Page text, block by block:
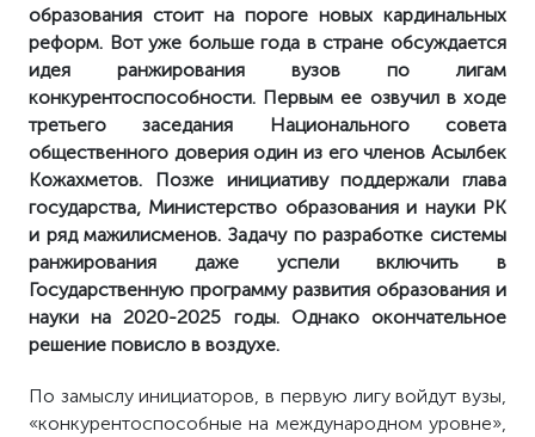
образования стоит на пороге новых кардинальных
реформ. Вот уже больше года в стране обсуждается
идея ранжирования вузов по лигам
конкурентоспособности. Первым ее озвучил в ходе
третьего заседания Национального совета
общественного доверия один из его членов Асылбек
Кожахметов. Позже инициативу поддержали глава
государства, Министерство образования и науки РК
и ряд мажилисменов. Задачу по разработке системы
ранжирования даже успели включить в
Государственную программу развития образования и
науки на 2020-2025 годы. Однако окончательное
решение повисло в воздухе.
По замыслу инициаторов, в первую лигу войдут вузы,
«конкурентоспособные на международном уровне»,